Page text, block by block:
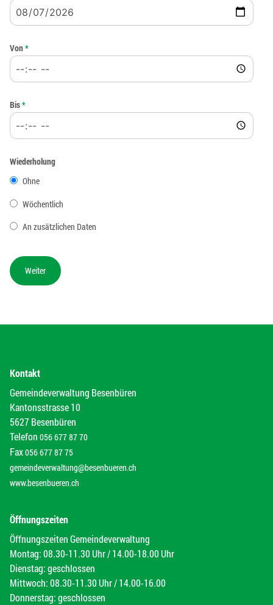
Von*
Bis*
Wiederholung
Ohne
Wöchentlich
An zusätzlichen Daten
Kontakt
Gemeindeverwaltung Besenbüren
Kantonsstrasse 10
5627 Besenbüren
Telefon 056 677 87 70
Fax056 677 87 75
gemeindeverwaltung@besenbueren.ch
www.besenbueren.ch
Öffnungszeiten
Öffnungszeiten Gemeindeverwaltung
Montag: 08.30-11.30 Uhr / 14.00-18.00 Uhr
Dienstag: geschlossen
Mittwoch: 08.30-11.30 Uhr / 14.00-16.00
Donnerstag: geschlossen